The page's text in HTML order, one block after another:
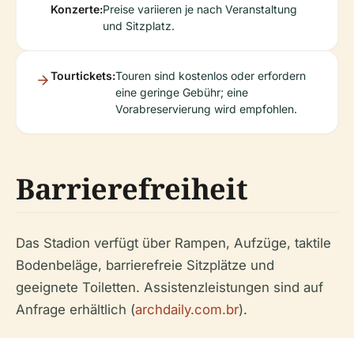
Konzerte:Preise variieren je nach Veranstaltung
und Sitzplatz.
Tourtickets:Touren sind kostenlos oder erfordern
eine geringe Gebühr; eine
Vorabreservierung wird empfohlen.
Barrierefreiheit
Das Stadion verfügt über Rampen, Aufzüge, taktile
Bodenbeläge, barrierefreie Sitzplätze und
geeignete Toiletten. Assistenzleistungen sind auf
Anfrage erhältlich (archdaily.com.br).